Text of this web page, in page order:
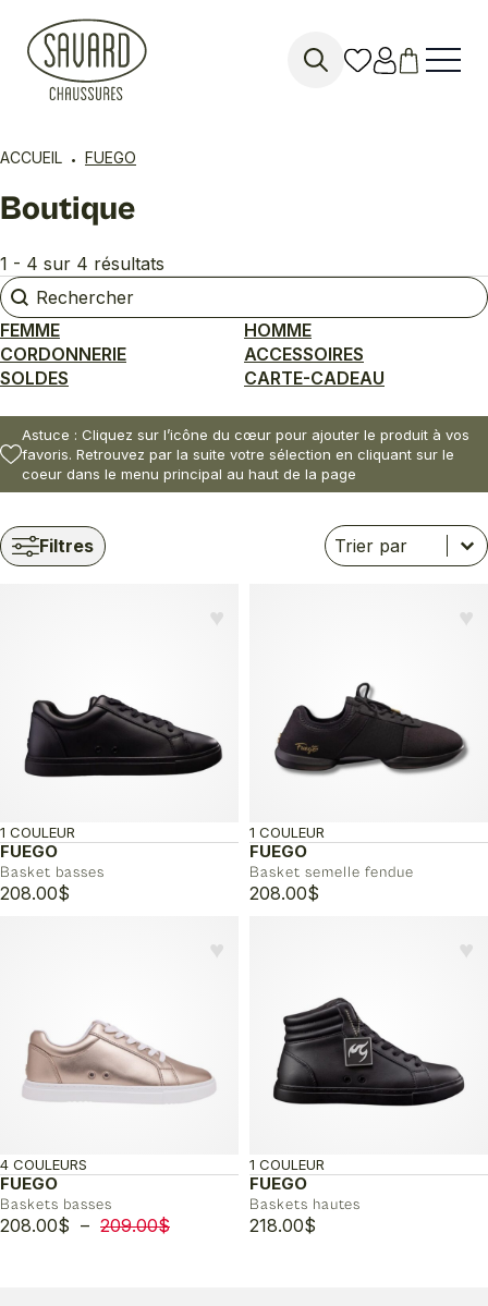
ACCUEIL FUEGO
Boutique
1 - 4 sur 4 résultats
Rechercher
Rechercher
FEMME
HOMME
CORDONNERIE
ACCESSOIRES
SOLDES
CARTE-CADEAU
Astuce : Cliquez sur l’icône du cœur pour ajouter le produit à vos
favoris. Retrouvez par la suite votre sélection en cliquant sur le
coeur dans le menu principal au haut de la page
Filtres Trier
Trier le contenu
Trier le contenu
♥︎
FUEGO
Basket basses
1 COULEUR
208.00$
♥︎
FUEGO
Basket semelle fendue
1 COULEUR
208.00$
♥︎
FUEGO
Baskets basses
4 COULEURS
208.00$ – 209.00$Plage
♥︎
FUEGO
Baskets hautes
1 COULEUR
218.00$